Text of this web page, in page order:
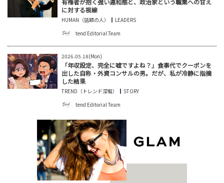
有権者が抱く強い違和感と、政治家という職業への甘え
に対する視線
HUMAN（話題の人）
LEADERS
tend Editorial Team
2026.05.18(Mon)
「年収設定、完全に嘘ですよね？」食事代でクーポンを
出した自称・外資コンサルの男。だが、私が冷静に指摘
した結果
TREND（トレンド深堀）
STORY
tend Editorial Team